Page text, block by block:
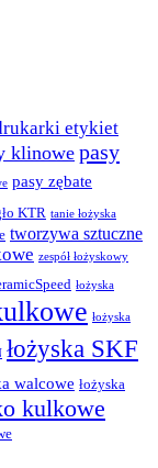
etykiet
klinowe pasy
pasy zębate
KTR tanie łożyska
tworzywa sztuczne
zespół łożyskowy
łożyska
łożyska
łożyska SKF
walcowe łożyska
kulkowe